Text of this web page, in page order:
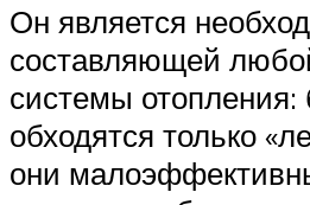
Он является
составляющей
системы отопления:
обходятся только
они